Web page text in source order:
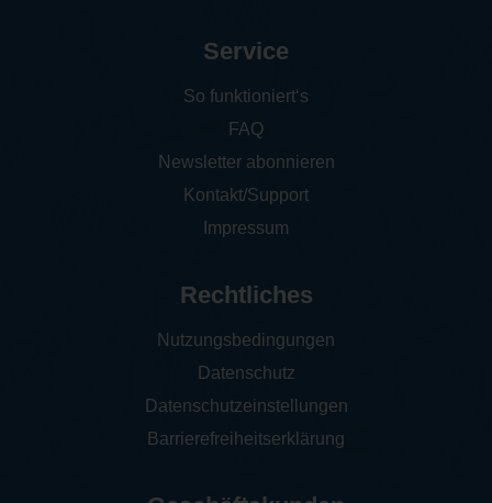
Service
So funktioniert‘s
FAQ
Newsletter abonnieren
Kontakt/Support
Impressum
Rechtliches
Nutzungsbedingungen
Datenschutz
Datenschutzeinstellungen
Barrierefreiheitserklärung